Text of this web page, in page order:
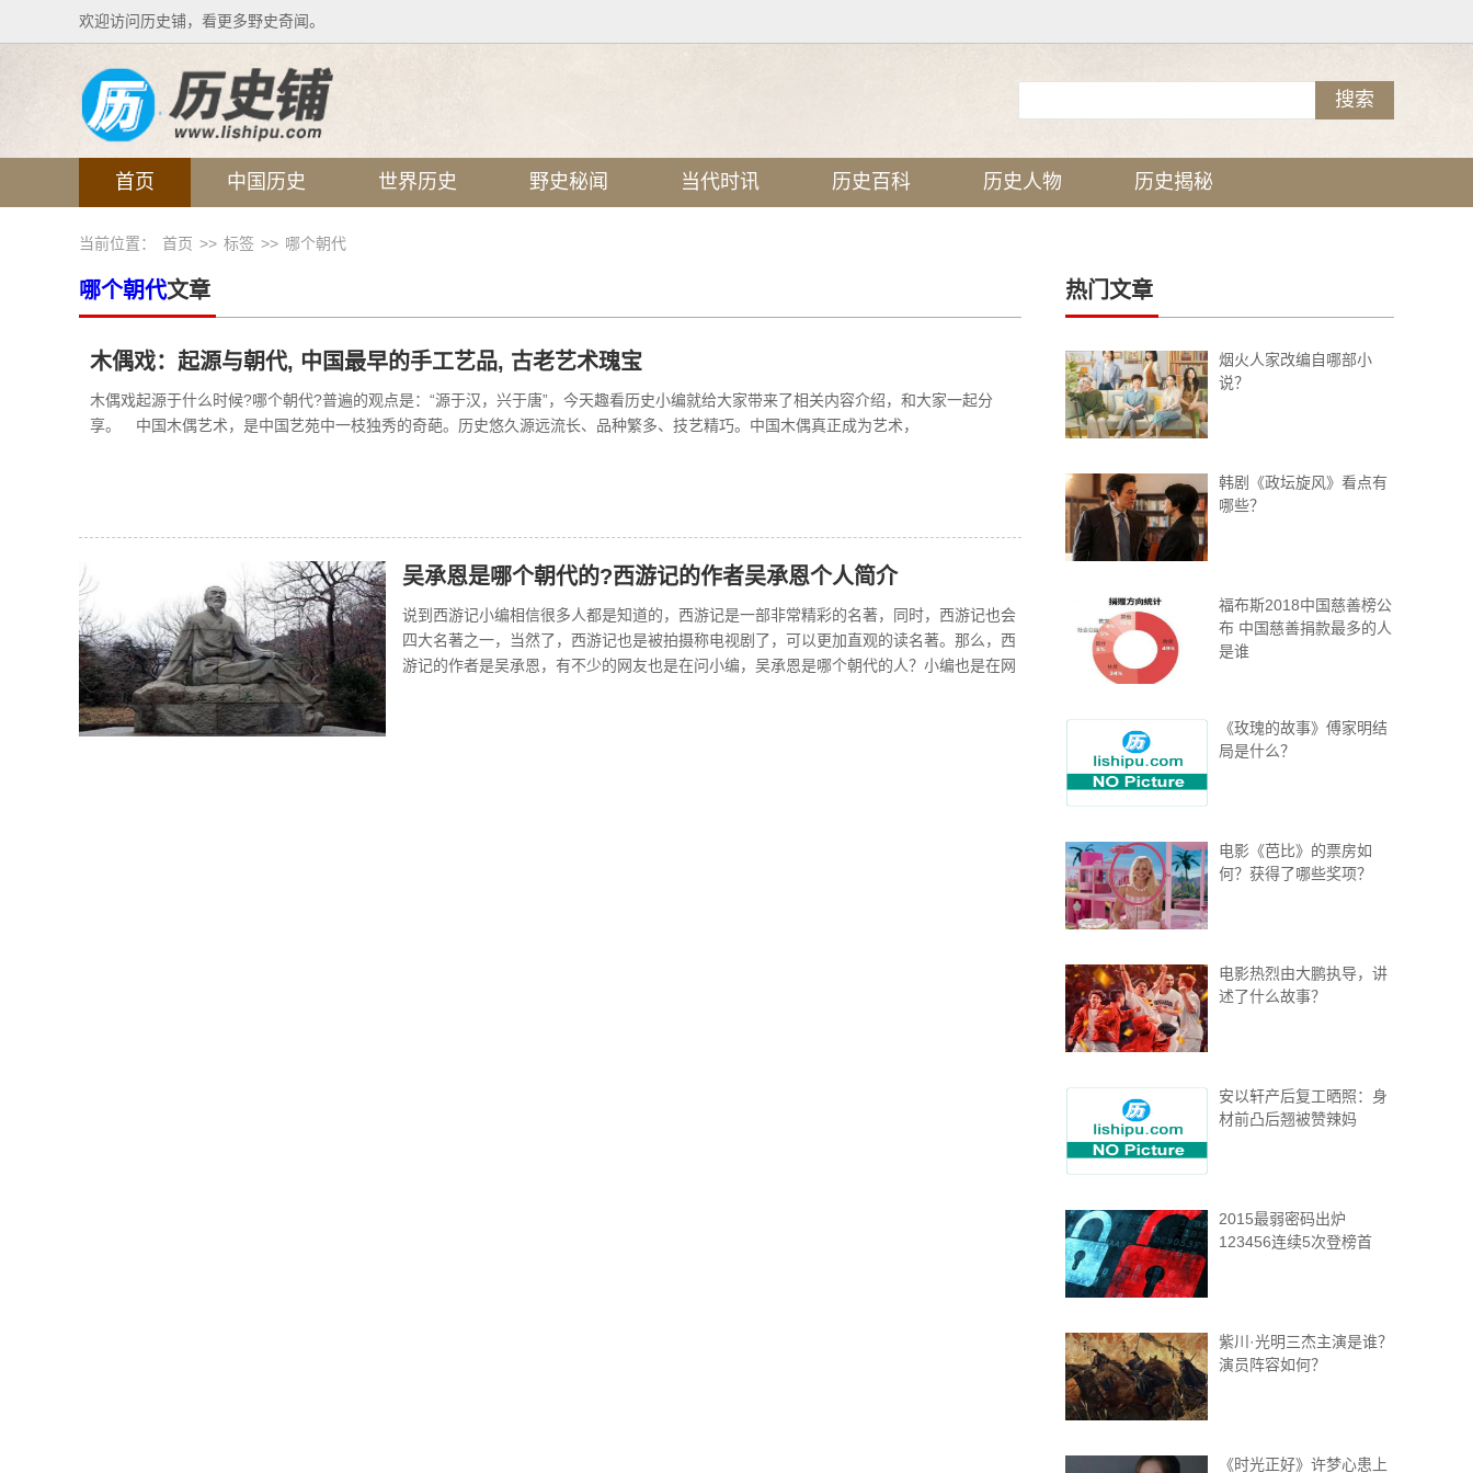
欢迎访问历史铺，看更多野史奇闻。
首页 中国历史 世界历史 野史秘闻 当代时讯 历史百科 历史人物 历史揭秘
当前位置： 首页 >> 标签 >> 哪个朝代
哪个朝代文章
木偶戏：起源与朝代, 中国最早的手工艺品, 古老艺术瑰宝
木偶戏起源于什么时候?哪个朝代?普遍的观点是：“源于汉，兴于唐”，今天趣看历史小编就给大家带来了相关内容介绍，和大家一起分
享。 中国木偶艺术，是中国艺苑中一枝独秀的奇葩。历史悠久源远流长、品种繁多、技艺精巧。中国木偶真正成为艺术，
吴承恩是哪个朝代的?西游记的作者吴承恩个人简介
说到西游记小编相信很多人都是知道的，西游记是一部非常精彩的名著，同时，西游记也会
四大名著之一，当然了，西游记也是被拍摄称电视剧了，可以更加直观的读名著。那么，西
游记的作者是吴承恩，有不少的网友也是在问小编，吴承恩是哪个朝代的人？小编也是在网
热门文章
烟火人家改编自哪部小
说？
韩剧《政坛旋风》看点有
哪些？
福布斯2018中国慈善榜公
布 中国慈善捐款最多的人
是谁
《玫瑰的故事》傅家明结
局是什么？
电影《芭比》的票房如
何？获得了哪些奖项？
电影热烈由大鹏执导，讲
述了什么故事？
安以轩产后复工晒照：身
材前凸后翘被赞辣妈
2015最弱密码出炉
123456连续5次登榜首
紫川·光明三杰主演是谁？
演员阵容如何？
《时光正好》许梦心患上